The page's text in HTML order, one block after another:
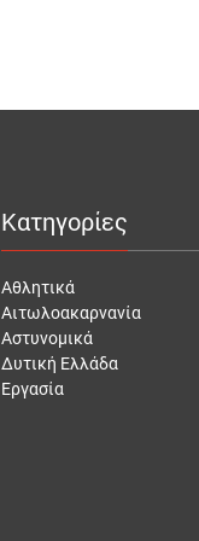
Κατηγορίες
Αθλητικά
Αιτωλοακαρνανία
Αστυνομικά
Δυτική Ελλάδα
Εργασία